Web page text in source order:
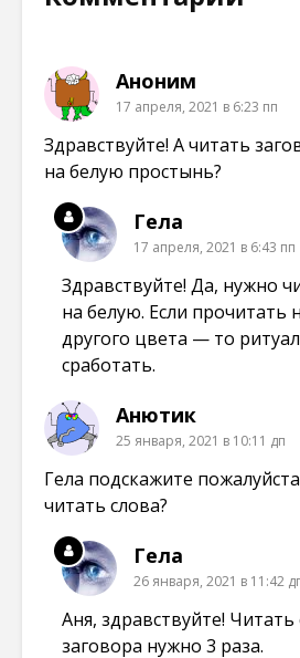
Аноним
17 апреля, 2021 в 6:23 пп
Здравствуйте! А читать
на белую простынь?
Гела
17 апреля, 2021 в 6:43 пп
Здравствуйте! Да, нужно
на белую. Если прочитать
другого цвета — то
сработать.
Анютик
25 января, 2021 в 10:11 дп
Гела подскажите
читать слова?
Гела
26 января, 2021 в 11:42
Аня, здравствуйте! Читать
заговора нужно 3 раза.